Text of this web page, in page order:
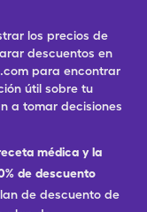
los precios de
descuentos en
para encontrar
útil sobre tu
a tomar decisiones
médica y la
de descuento
de descuento de